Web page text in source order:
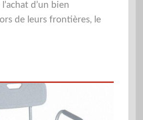
d’un bien
de leurs frontières, le